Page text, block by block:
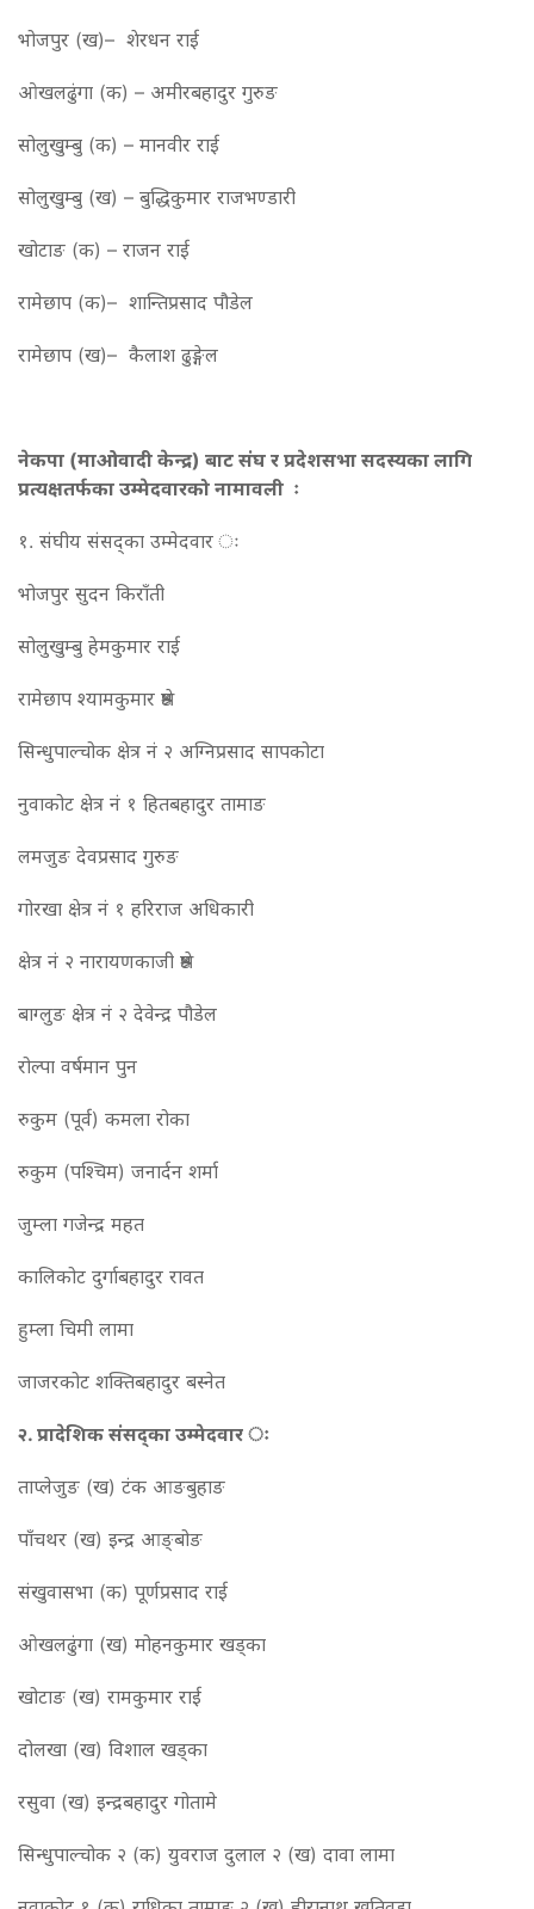
भोजपुर (ख)– शेरधन राई
ओखलढुंगा (क) – अमीरबहादुर गुरुङ
सोलुखुम्बु (क) – मानवीर राई
सोलुखुम्बु (ख) – बुद्धिकुमार राजभण्डारी
खोटाङ (क) – राजन राई
रामेछाप (क)– शान्तिप्रसाद पौडेल
रामेछाप (ख)– कैलाश ढुङ्गेल
नेकपा (माओवादी केन्द्र) बाट संघ र प्रदेशसभा सदस्यका लागि
प्रत्यक्षतर्फका उम्मेदवारको नामावली ः
१. संघीय संसद्का उम्मेदवार ः
भोजपुर सुदन किराँती
सोलुखुम्बु हेमकुमार राई
रामेछाप श्यामकुमार श्रेष्ठ
सिन्धुपाल्चोक क्षेत्र नं २ अग्निप्रसाद सापकोटा
नुवाकोट क्षेत्र नं १ हितबहादुर तामाङ
लमजुङ देवप्रसाद गुरुङ
गोरखा क्षेत्र नं १ हरिराज अधिकारी
क्षेत्र नं २ नारायणकाजी श्रेष्ठ
बाग्लुङ क्षेत्र नं २ देवेन्द्र पौडेल
रोल्पा वर्षमान पुन
रुकुम (पूर्व) कमला रोका
रुकुम (पश्चिम) जनार्दन शर्मा
जुम्ला गजेन्द्र महत
कालिकोट दुर्गाबहादुर रावत
हुम्ला चिमी लामा
जाजरकोट शक्तिबहादुर बस्नेत
२. प्रादेशिक संसद्का उम्मेदवार ः
ताप्लेजुङ (ख) टंक आङबुहाङ
पाँचथर (ख) इन्द्र आङ्बोङ
संखुवासभा (क) पूर्णप्रसाद राई
ओखलढुंगा (ख) मोहनकुमार खड्का
खोटाङ (ख) रामकुमार राई
दोलखा (ख) विशाल खड्का
रसुवा (ख) इन्द्रबहादुर गोतामे
सिन्धुपाल्चोक २ (क) युवराज दुलाल २ (ख) दावा लामा